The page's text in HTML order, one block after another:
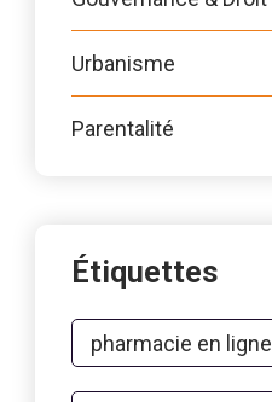
Urbanisme
Parentalité
Étiquettes
pharmacie en ligne